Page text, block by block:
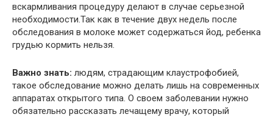
вскармливания процедуру делают в случае серьезной
необходимости.Так как в течение двух недель после
обследования в молоке может содержаться йод, ребенка
грудью кормить нельзя.
Важно знать: людям, страдающим клаустрофобией,
такое обследование можно делать лишь на современных
аппаратах открытого типа. О своем заболевании нужно
обязательно рассказать лечащему врачу, который